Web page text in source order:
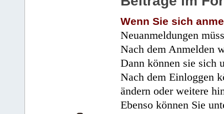
Wenn Sie sich
Neuanmeldungen
Nach dem Anmelden
Dann können sie sich
Nach dem Einloggen
ändern oder weitere
Ebenso können Sie